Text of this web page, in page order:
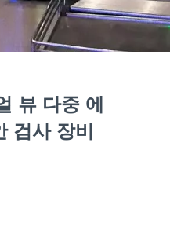
뷰 다중 에
검사 장비